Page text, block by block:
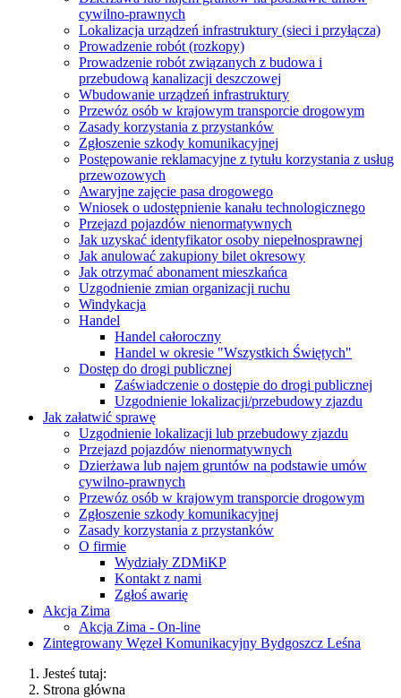
cywilno-prawnych
Lokalizacja urządzeń infrastruktury (sieci i przyłącza)
Prowadzenie robót (rozkopy)
Prowadzenie robót związanych z budowa i
przebudową kanalizacji deszczowej
Wbudowanie urządzeń infrastruktury
Przewóz osób w krajowym transporcie drogowym
Zasady korzystania z przystanków
Zgłoszenie szkody komunikacyjnej
Postępowanie reklamacyjne z tytułu korzystania z usług
przewozowych
Awaryjne zajęcie pasa drogowego
Wniosek o udostępnienie kanału technologicznego
Przejazd pojazdów nienormatywnych
Jak uzyskać identyfikator osoby niepełnosprawnej
Jak anulować zakupiony bilet okresowy
Jak otrzymać abonament mieszkańca
Uzgodnienie zmian organizacji ruchu
Windykacja
Handel
Handel całoroczny
Handel w okresie "Wszystkich Świętych"
Dostęp do drogi publicznej
Zaświadczenie o dostępie do drogi publicznej
Uzgodnienie lokalizacji/przebudowy zjazdu
Jak załatwić sprawę
Uzgodnienie lokalizacji lub przebudowy zjazdu
Przejazd pojazdów nienormatywnych
Dzierżawa lub najem gruntów na podstawie umów
cywilno-prawnych
Przewóz osób w krajowym transporcie drogowym
Zgłoszenie szkody komunikacyjnej
Zasady korzystania z przystanków
O firmie
Wydziały ZDMiKP
Kontakt z nami
Zgłoś awarię
Akcja Zima
Akcja Zima - On-line
Zintegrowany Węzeł Komunikacyjny Bydgoszcz Leśna
Jesteś tutaj:
Strona główna